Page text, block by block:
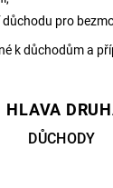
důchodu pro
k důchodům a
HLAVA
DŮCHODY